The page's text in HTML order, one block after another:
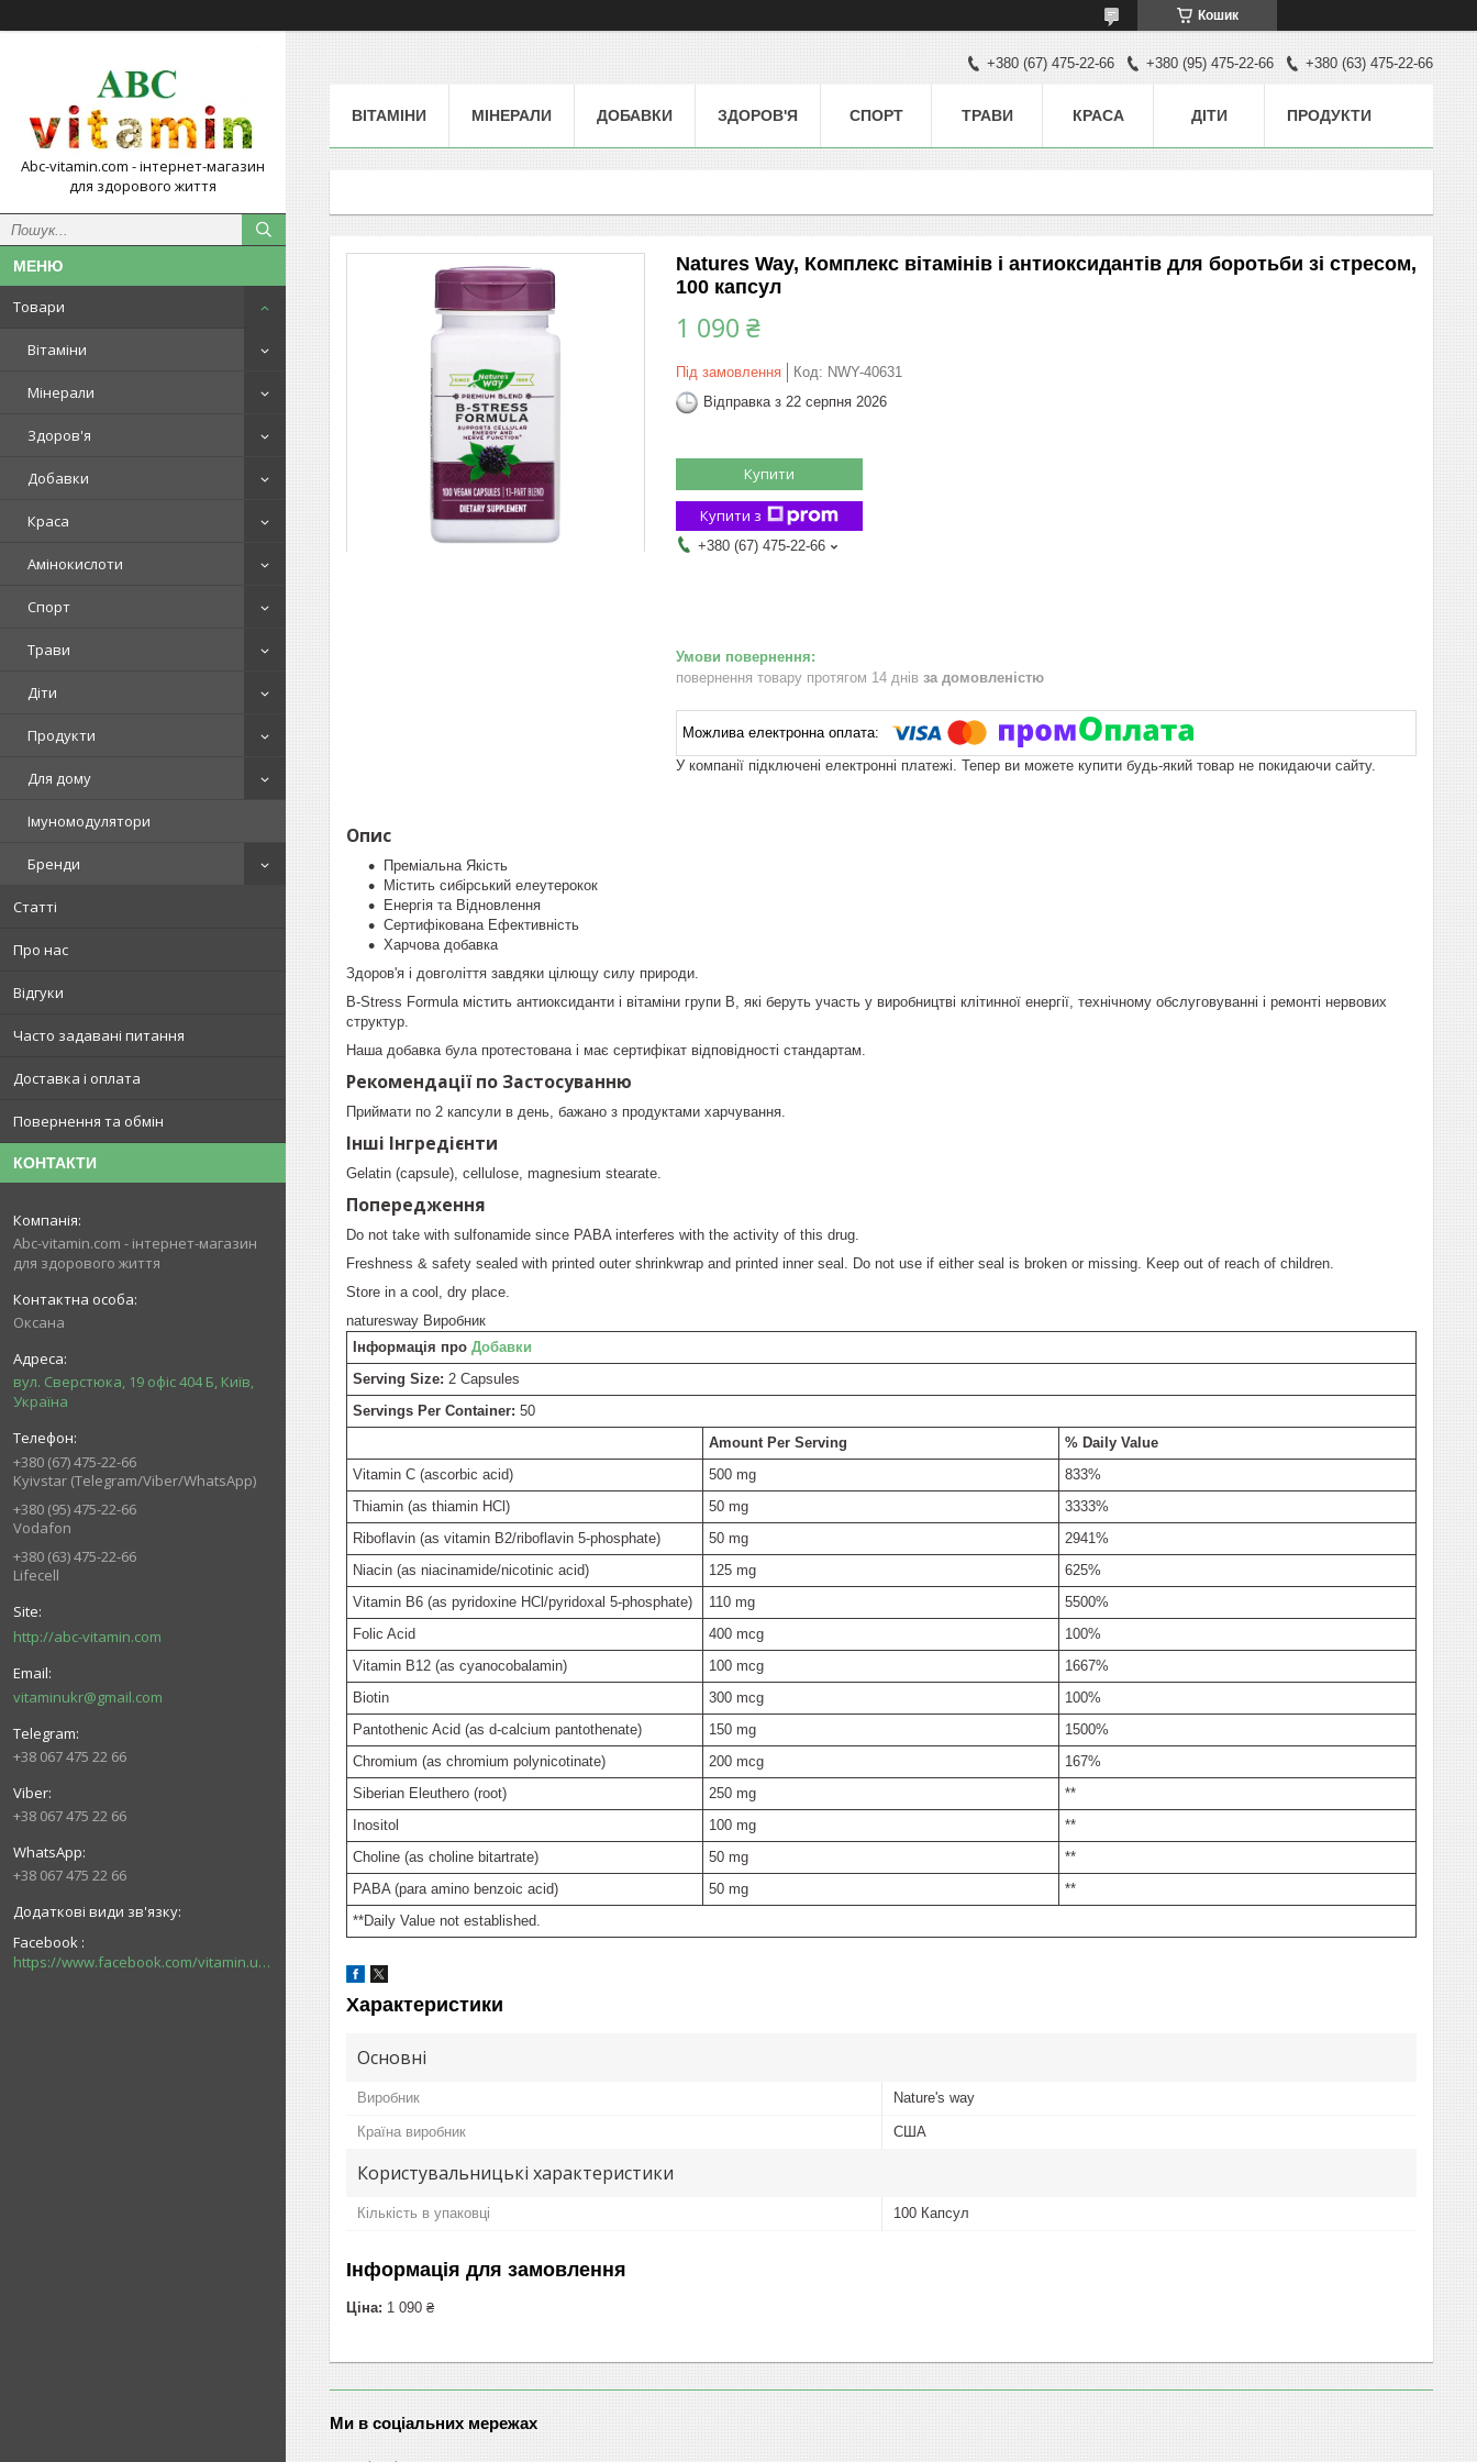
Кошик
Abc-vitamin.com - інтернет-магазин
для здорового життя
Товари
Вітаміни
Мінерали
Здоров'я
Добавки
Краса
Амінокислоти
Спорт
Трави
Діти
Продукти
Для дому
Імуномодулятори
Бренди
Статті
Про нас
Відгуки
Часто задавані питання
Доставка і оплата
Повернення та обмін
КОНТАКТИ
Abc-vitamin.com - інтернет-магазин
для здорового життя
Оксана
вул. Сверстюка, 19 офіс 404 Б, Київ,
Україна
+380 (67) 475-22-66
Kyivstar (Telegram/Viber/WhatsApp)
+380 (95) 475-22-66
Vodafon
+380 (63) 475-22-66
Lifecell
http://abc-vitamin.com
vitaminukr@gmail.com
+38 067 475 22 66
+38 067 475 22 66
+38 067 475 22 66
Facebook
https://www.facebook.com/vitamin.ukr/
+380 (67) 475-22-66 +380 (95) 475-22-66 +380 (63) 475-22-66
ВІТАМІНИ МІНЕРАЛИ ДОБАВКИ ЗДОРОВ'Я СПОРТ ТРАВИ КРАСА ДІТИ ПРОДУКТИ
Natures Way, Комплекс вітамінів і антиоксидантів для боротьби зі стресом,
100 капсул
1 090 ₴
Під замовлення Код: NWY-40631
Відправка з 22 серпня 2026
Купити
Купити з
+380 (67) 475-22-66
повернення товару протягом 14 днів за домовленістю
У компанії підключені електронні платежі. Тепер ви можете купити будь-який товар не покидаючи сайту.
Опис
Преміальна Якість
Містить сибірський елеутерокок
Енергія та Відновлення
Сертифікована Ефективність
Харчова добавка
Здоров'я і довголіття завдяки цілющу силу природи.
B-Stress Formula містить антиоксиданти і вітаміни групи В, які беруть участь у виробництві клітинної енергії, технічному обслуговуванні і ремонті нервових
структур.
Наша добавка була протестована і має сертифікат відповідності стандартам.
Рекомендації по Застосуванню
Приймати по 2 капсули в день, бажано з продуктами харчування.
Інші Інгредієнти
Gelatin (capsule), cellulose, magnesium stearate.
Попередження
Do not take with sulfonamide since PABA interferes with the activity of this drug.
Freshness & safety sealed with printed outer shrinkwrap and printed inner seal. Do not use if either seal is broken or missing. Keep out of reach of children.
Store in a cool, dry place.
naturesway Виробник
Інформація про Добавки
Serving Size: 2 Capsules
Servings Per Container: 50
Amount Per Serving
% Daily Value
Vitamin C (ascorbic acid)
500 mg
833%
Thiamin (as thiamin HCl)
50 mg
3333%
Riboflavin (as vitamin B2/riboflavin 5-phosphate)
50 mg
2941%
Niacin (as niacinamide/nicotinic acid)
125 mg
625%
Vitamin B6 (as pyridoxine HCl/pyridoxal 5-phosphate)
110 mg
5500%
Folic Acid
400 mcg
100%
Vitamin B12 (as cyanocobalamin)
100 mcg
1667%
Biotin
300 mcg
100%
Pantothenic Acid (as d-calcium pantothenate)
150 mg
1500%
Chromium (as chromium polynicotinate)
200 mcg
167%
Siberian Eleuthero (root)
250 mg
**
Inositol
100 mg
**
Choline (as choline bitartrate)
50 mg
**
PABA (para amino benzoic acid)
50 mg
**
**Daily Value not established.
Характеристики
Основні
Виробник Nature's way
Країна виробник США
Користувальницькі характеристики
Кількість в упаковці 100 Капсул
Інформація для замовлення
Ціна: 1 090 ₴
Ми в соціальних мережах